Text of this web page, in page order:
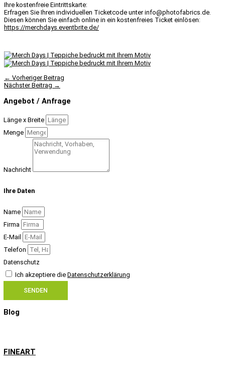
Ihre kostenfreie Eintrittskarte:
Erfragen Sie Ihren individuellen Ticketcode unter info@photofabrics.de.
Diesen können Sie einfach online in ein kostenfreies Ticket einlösen:
https://merchdays.eventbrite.de/
← Vorheriger Beitrag
Nächster Beitrag →
Angebot / Anfrage
Länge x Breite
Menge
Nachricht
Ihre Daten
Name
Firma
E-Mail
Telefon
Datenschutz
Ich akzeptiere die Datenschutzerklärung
SENDEN
Blog
FINEART